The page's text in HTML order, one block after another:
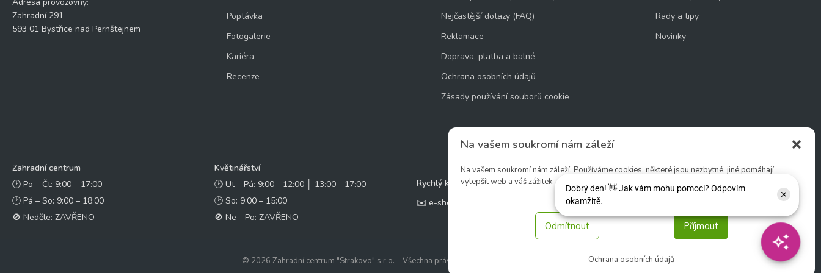
Na vašem soukromí nám záleží
Na vašem soukromí nám záleží. Používáme cookies, některé jsou nezbytné, jiné pomáhají
vylepšit web a váš zážitek.
Příjmout
Odmítnout
Ochrana osobních údajů
Zahradní 291
593 01 Bystřice nad Pernštejnem
Poptávka
Fotogalerie
Kariéra
Recenze
Nejčastější dotazy (FAQ)
Reklamace
Doprava, platba a balné
Ochrana osobních údajů
Zásady používání souborů cookie
Rady a tipy
Novinky
Zahradní centrum
🕑 Po – Čt: 9:00 – 17:00
🕑 Pá – So: 9:00 – 18:00
🚫 Neděle: ZAVŘENO
Květinářství
🕑 Ut – Pá: 9:00 - 12:00 │ 13:00 - 17:00
🕑 So: 9:00 – 15:00
🚫 Ne - Po: ZAVŘENO
Rychlý kontakt:
✉️ e-shop@zcstrakovo.cz
Sledujte nás:
© 2026 Zahradní centrum "Strakovo" s.r.o. – Všechna práva vyhrazena. | Vytvořilo